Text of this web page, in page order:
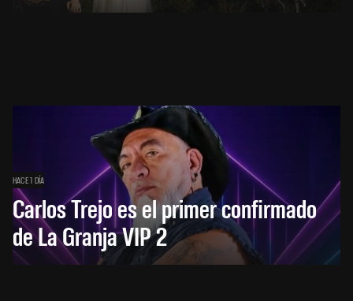
HACE 1 DÍA
Carlos Trejo es el primer confirmado
de La Granja VIP 2